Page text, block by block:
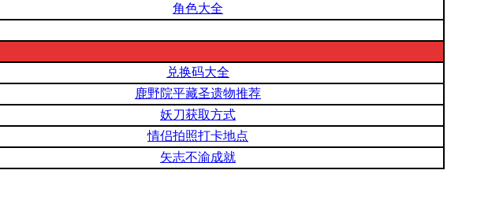
角色大全
兑换码大全
鹿野院平藏圣遗物推荐
妖刀获取方式
情侣拍照打卡地点
矢志不渝成就